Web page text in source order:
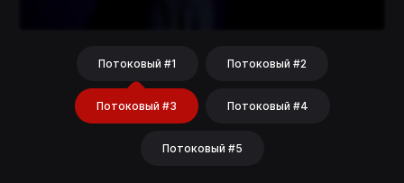
Потоковый #1 Потоковый #2
Потоковый #3 Потоковый #4
Потоковый #5